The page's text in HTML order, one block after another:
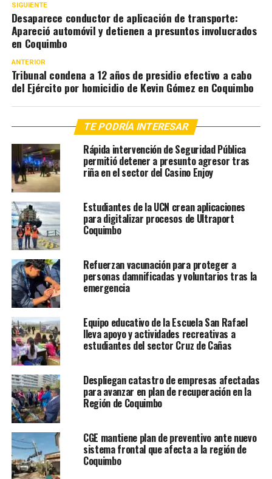
SIGUIENTE
Desaparece conductor de aplicación de transporte:
Apareció automóvil y detienen a presuntos involucrados
en Coquimbo
ANTERIOR
Tribunal condena a 12 años de presidio efectivo a cabo
del Ejército por homicidio de Kevin Gómez en Coquimbo
TE PODRÍA INTERESAR
Rápida intervención de Seguridad Pública
permitió detener a presunto agresor tras
riña en el sector del Casino Enjoy
Estudiantes de la UCN crean aplicaciones
para digitalizar procesos de Ultraport
Coquimbo
Refuerzan vacunación para proteger a
personas damnificadas y voluntarios tras la
emergencia
Equipo educativo de la Escuela San Rafael
lleva apoyo y actividades recreativas a
estudiantes del sector Cruz de Cañas
Despliegan catastro de empresas afectadas
para avanzar en plan de recuperación en la
Región de Coquimbo
CGE mantiene plan de preventivo ante nuevo
sistema frontal que afecta a la región de
Coquimbo